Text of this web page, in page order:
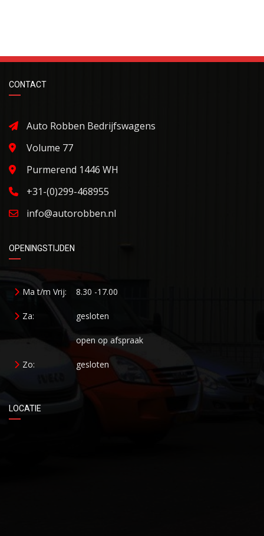
CONTACT
Auto Robben Bedrijfswagens
Volume 77
Purmerend 1446 WH
+31-(0)299-468955
info@autorobben.nl
OPENINGSTIJDEN
Ma t/m Vrij: 8.30 -17.00
Za: gesloten
open op afspraak
Zo: gesloten
LOCATIE